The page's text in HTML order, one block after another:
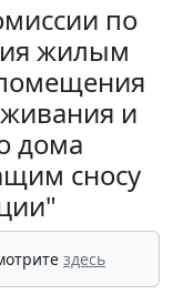
по
жилым
и
дома
сносу
здесь